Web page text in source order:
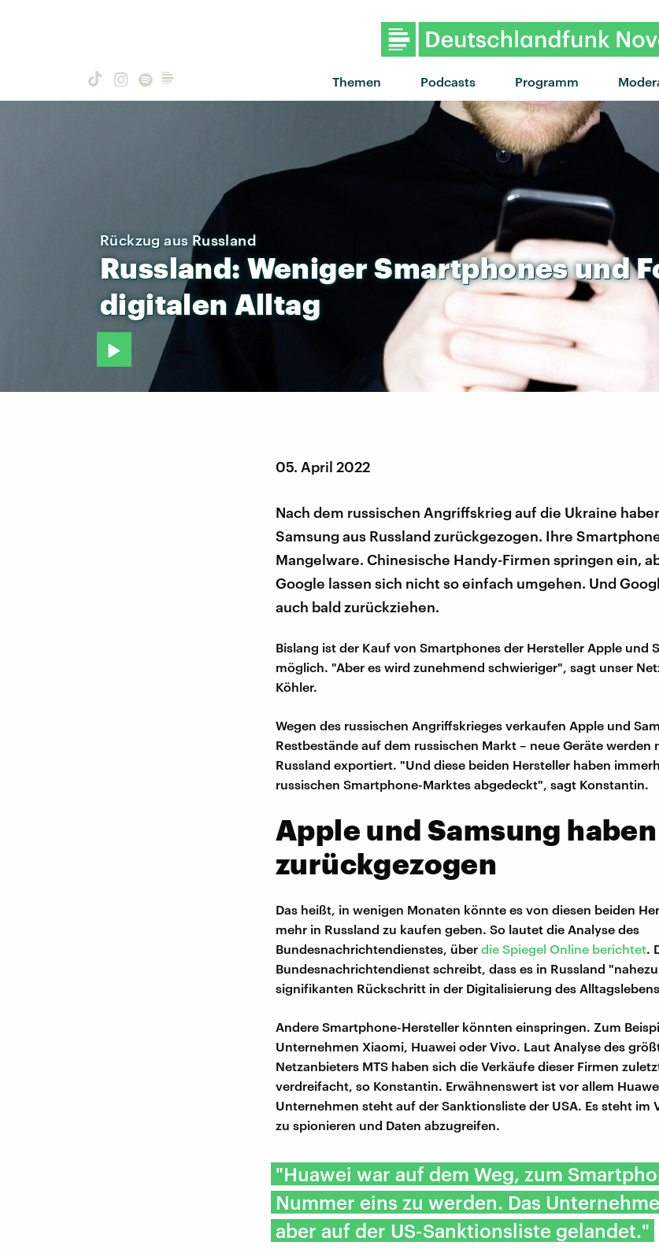
Themen Podcasts Programm
"Lost Boys"
Rückzug aus Russland
Russland: Weniger Smartphonesund
digitalen Alltag
05. April 2022
Nach dem russischen Angriffskrieg auf die Ukraine
Samsung aus Russland zurückgezogen. Ihre
Mangelware. Chinesische Handy-Firmen springen ein,
Google lassen sich nicht so einfach umgehen. Und
auch bald zurückziehen.
Bislang ist der Kauf von Smartphones der Hersteller Apple und
möglich. "Aber es wird zunehmend schwieriger", sagt unser
Köhler.
Wegen des russischen Angriffskrieges verkaufen Apple und
Restbestände auf dem russischen Markt – neue Geräte werden
Russland exportiert. "Und diese beiden Hersteller haben
russischen Smartphone-Marktes abgedeckt", sagt Konstantin.
Apple und Samsung
zurückgezogen
Das heißt, in wenigen Monaten könnte es von diesen beiden
mehr in Russland zu kaufen geben. So lautet die Analyse des
Bundesnachrichtendienstes, über die Spiegel Online berichtet.
Bundesnachrichtendienst schreibt, dass es in Russland
signifikanten Rückschritt in der Digitalisierung des
Andere Smartphone-Hersteller könnten einspringen. Zum
Unternehmen Xiaomi, Huawei oder Vivo. Laut Analyse des
Netzanbieters MTS haben sich die Verkäufe dieser Firmen
verdreifacht, so Konstantin. Erwähnenswert ist vor allem
Unternehmen steht auf der Sanktionsliste der USA. Es steht im
zu spionieren und Daten abzugreifen.
"Huawei war auf dem Weg, zum
Nummer eins zu werden. Das
aber auf der US-Sanktionsliste gelandet."